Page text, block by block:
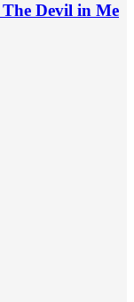
Devil in Me